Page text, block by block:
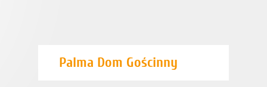
Palma Dom Gościnny